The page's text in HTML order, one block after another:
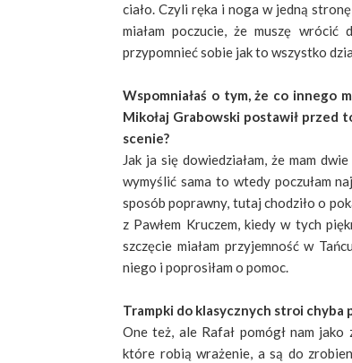
ciało. Czyli ręka i noga w jedną
miałam poczucie, że muszę
przypomnieć sobie jak to wszystko
Wspomniałaś o tym, że co innego
Mikołaj Grabowski postawił przed
scenie?
Jak ja się dowiedziałam, że mam
wymyślić sama to wtedy poczułam
sposób poprawny, tutaj chodziło o
z Pawłem Kruczem, kiedy w tych
szczęcie miałam przyjemność w
niego i poprosiłam o pomoc.
Trampki do klasycznych stroi chyba
One też, ale Rafał pomógł nam
które robią wrażenie, a są do